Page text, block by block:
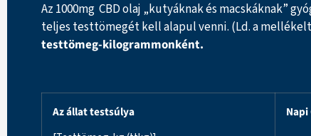
Az 1000mg CBD olaj „kutyáknak és macskáknak”
teljes testtömegét kell alapul venni. (Ld. a
testtömeg-kilogrammonként.
Az állat testsúlya